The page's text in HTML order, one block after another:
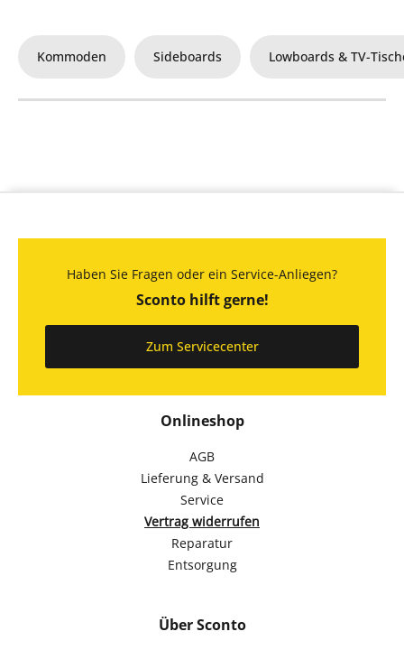
Kommoden Sideboards Lowboards & TV-
Onlineshop
AGB
Lieferung & Versand
Service
Vertrag widerrufen
Reparatur
Entsorgung
Über Sconto
Haben Sie Fragen oder ein Service-Anliegen?
Sconto hilft gerne!
Zum Servicecenter